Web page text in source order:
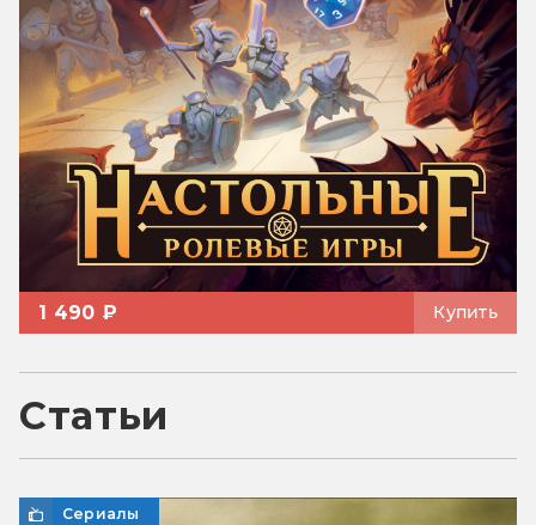
1 490 ₽ Купить
Статьи
Сериалы